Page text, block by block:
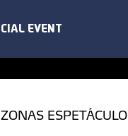
ZONAS ESPETÁCULO